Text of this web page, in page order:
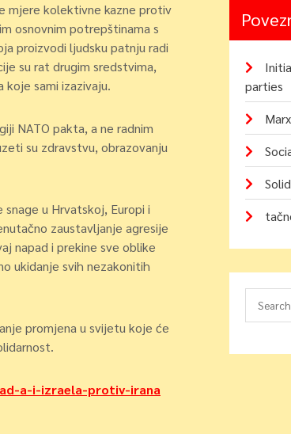
mjere kolektivne kazne protiv
osnovnim potrepštinama s
proizvodi ljudsku patnju radi
su rat drugim sredstvima,
sami izazivaju.
NATO pakta, a ne radnim
su zdravstvu, obrazovanju
u Hrvatskoj, Europi i
zaustavljanje agresije
napad i prekine sve oblike
ukidanje svih nezakonitih
promjena u svijetu koje će
a-i-izraela-protiv-irana
parties